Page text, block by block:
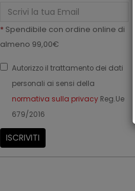
Email
* Spendibile con ordine online di
almeno 99,00€
Autorizzo il trattamento dei dati
personali ai sensi della
normativa sulla privacy Reg.Ue
679/2016
ISCRIVITI